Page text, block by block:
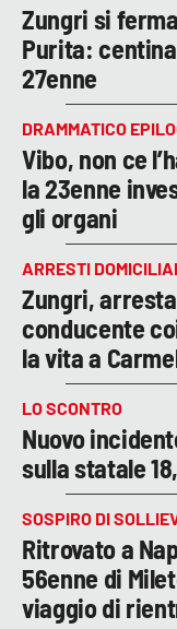
Zungri si
Purita:
27enne
DRAMMATICO
Vibo, non ce
la 23enne
gli organi
ARRESTI
Zungri,
conducente
la vita a
LO SCONTRO
Nuovo
sulla statale
SOSPIRO DI
Ritrovato a
56enne di
viaggio di